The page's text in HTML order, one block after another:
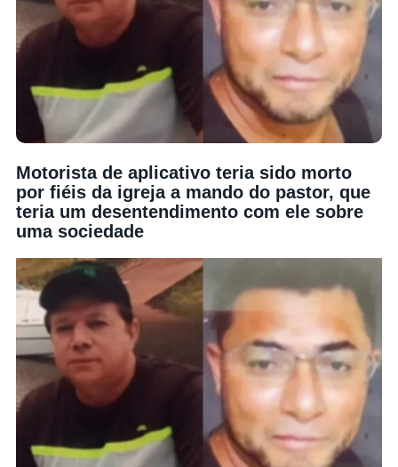
Motorista de aplicativo teria sido morto
por fiéis da igreja a mando do pastor, que
teria um desentendimento com ele sobre
uma sociedade